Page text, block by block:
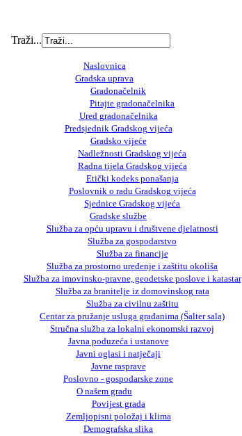
Traži...
Naslovnica
Gradska uprava
Gradonačelnik
Pitajte gradonačelnika
Ured gradonačelnika
Predsjednik Gradskog vijeća
Gradsko vijeće
Nadležnosti Gradskog vijeća
Radna tijela Gradskog vijeća
Etički kodeks ponašanja
Poslovnik o radu Gradskog vijeća
Sjednice Gradskog vijeća
Gradske službe
Služba za opću upravu i društvene djelatnosti
Služba za gospodarstvo
Služba za financije
Služba za prostorno uređenje i zaštitu okoliša
Služba za imovinsko-pravne, geodetske poslove i katastar
Služba za branitelje iz domovinskog rata
Služba za civilnu zaštitu
Centar za pružanje usluga građanima (Šalter sala)
Stručna služba za lokalni ekonomski razvoj
Javna poduzeća i ustanove
Javni oglasi i natječaji
Javne rasprave
Poslovno - gospodarske zone
O našem gradu
Povijest grada
Zemljopisni položaj i klima
Demografska slika